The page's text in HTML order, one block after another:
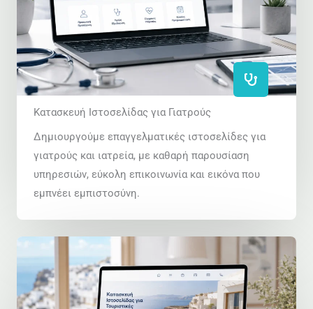
Κατασκευή Ιστοσελίδας για Γιατρούς
Δημιουργούμε επαγγελματικές ιστοσελίδες για
γιατρούς και ιατρεία, με καθαρή παρουσίαση
υπηρεσιών, εύκολη επικοινωνία και εικόνα που
εμπνέει εμπιστοσύνη.